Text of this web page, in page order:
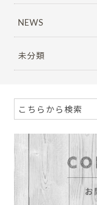
NEWS
未分類